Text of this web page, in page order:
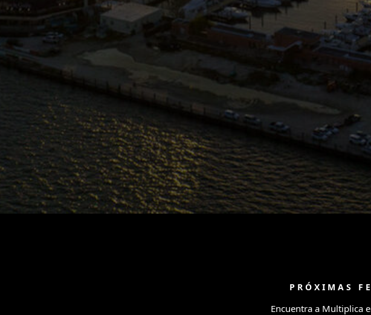
PRÓXIMAS
Encuentra a Multiplica